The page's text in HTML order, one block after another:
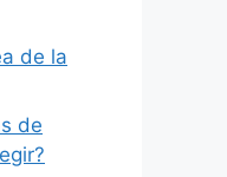
de la
de